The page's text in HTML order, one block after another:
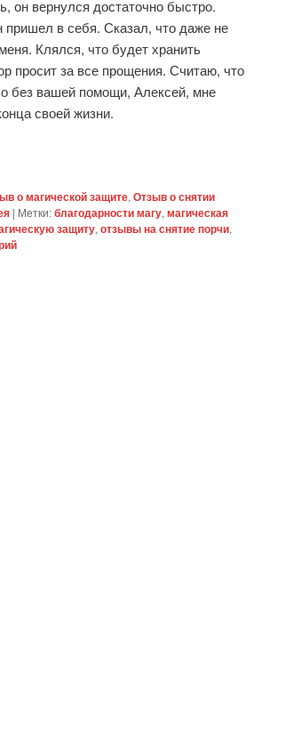
он вернулся достаточно быстро.
пришел в себя. Сказал, что даже не
Клялся, что будет хранить
просит за все прощения. Считаю, что
без вашей помощи, Алексей, мне
своей жизни.
о магической защите, Отзыв о снятии
| Метки:благодарности магу, магическая
защиту, отзывы на снятие порчи,